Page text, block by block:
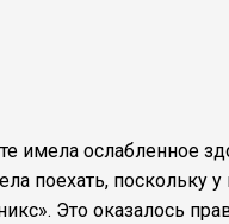
имела ослабленное
поехать,
Это оказалось